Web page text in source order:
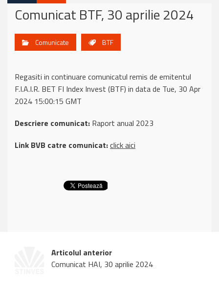
Comunicat BTF, 30 aprilie 2024
Comunicate BTF
Regasiti in continuare comunicatul remis de emitentul
F.I.A.I.R. BET FI Index Invest (BTF) in data de Tue, 30 Apr
2024 15:00:15 GMT
Descriere comunicat: Raport anual 2023
Link BVB catre comunicat:click aici
Articolul anterior
Comunicat HAI, 30 aprilie 2024